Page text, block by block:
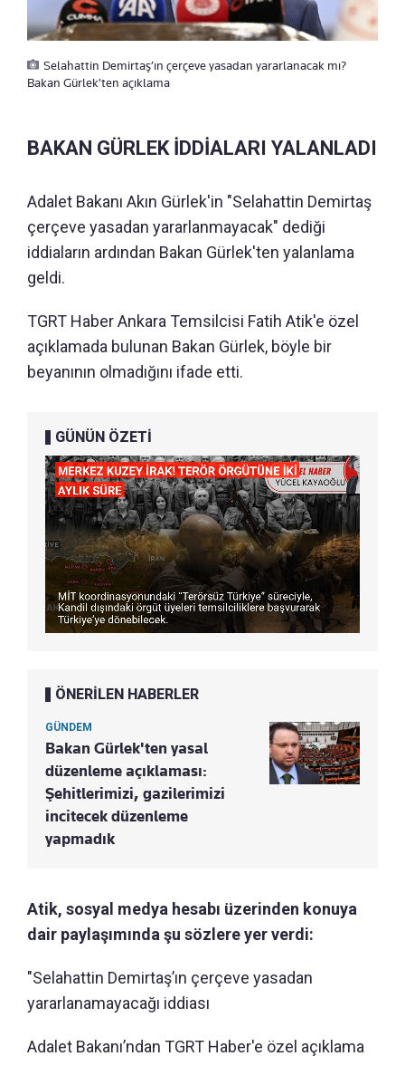
Selahattin Demirtaş’ın çerçeve yasadan yararlanacak mı?
Bakan Gürlek'ten açıklama
BAKAN GÜRLEK İDDİALARI YALANLADI
Adalet Bakanı Akın Gürlek'in "Selahattin Demirtaş
çerçeve yasadan yararlanmayacak" dediği
iddiaların ardından Bakan Gürlek'ten yalanlama
geldi.
TGRT Haber Ankara Temsilcisi Fatih Atik'e özel
açıklamada bulunan Bakan Gürlek, böyle bir
beyanının olmadığını ifade etti.
GÜNÜN ÖZETİ
ÖNERİLEN HABERLER
GÜNDEM
Bakan Gürlek'ten yasal
düzenleme açıklaması:
Şehitlerimizi, gazilerimizi
incitecek düzenleme
yapmadık
Atik, sosyal medya hesabı üzerinden konuya
dair paylaşımında şu sözlere yer verdi:
"Selahattin Demirtaş’ın çerçeve yasadan
yararlanamayacağı iddiası
Adalet Bakanı’ndan TGRT Haber'e özel açıklama